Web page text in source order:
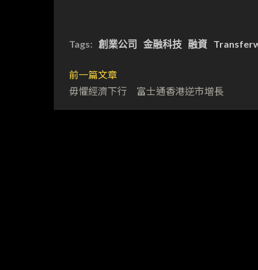
Tags: 創業公司 金融科技 融資
前一篇文章
毋懼經濟下行 富士通香港逆市增長